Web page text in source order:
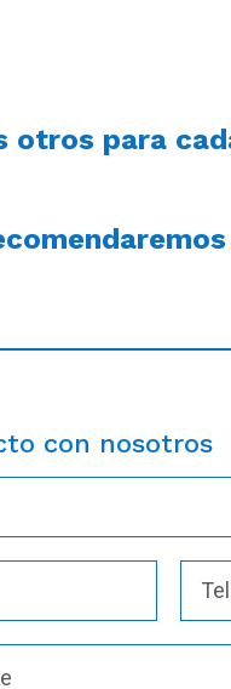
otros para
con nosotros